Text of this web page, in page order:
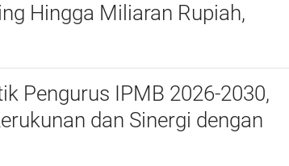
Hingga Miliaran Rupiah,
Kepri Jalan di Tempat?
Pengurus IPMB 2026-2030,
dan Sinergi dengan